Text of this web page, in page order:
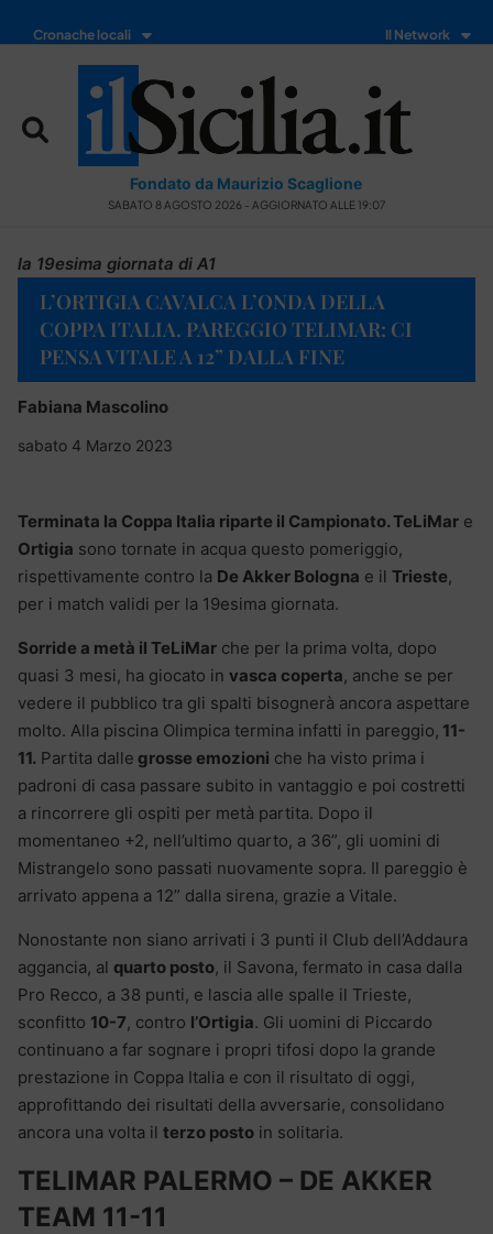
Cronache locali Il Network
Fondato da Maurizio Scaglione
SABATO 8 AGOSTO 2026 - AGGIORNATO ALLE 19:07
la 19esima giornata di A1
L’ORTIGIA CAVALCA L’ONDA DELLA
COPPA ITALIA. PAREGGIO TELIMAR: CI
PENSA VITALE A 12” DALLA FINE
Fabiana Mascolino
sabato 4 Marzo 2023
Terminata la Coppa Italia riparte il Campionato. TeLiMar e
Ortigia sono tornate in acqua questo pomeriggio,
rispettivamente contro la De Akker Bologna e il Trieste,
per i match validi per la 19esima giornata.
Sorride a metà il TeLiMar che per la prima volta, dopo
quasi 3 mesi, ha giocato in vasca coperta, anche se per
vedere il pubblico tra gli spalti bisognerà ancora aspettare
molto. Alla piscina Olimpica termina infatti in pareggio, 11-
11. Partita dalle grosse emozioni che ha visto prima i
padroni di casa passare subito in vantaggio e poi costretti
a rincorrere gli ospiti per metà partita. Dopo il
momentaneo +2, nell’ultimo quarto, a 36”, gli uomini di
Mistrangelo sono passati nuovamente sopra. Il pareggio è
arrivato appena a 12” dalla sirena, grazie a Vitale.
Nonostante non siano arrivati i 3 punti il Club dell’Addaura
aggancia, al quarto posto, il Savona, fermato in casa dalla
Pro Recco, a 38 punti, e lascia alle spalle il Trieste,
sconfitto 10-7, contro l’Ortigia. Gli uomini di Piccardo
continuano a far sognare i propri tifosi dopo la grande
prestazione in Coppa Italia e con il risultato di oggi,
approfittando dei risultati della avversarie, consolidano
ancora una volta il terzo posto in solitaria.
TELIMAR PALERMO – DE AKKER
TEAM 11-11